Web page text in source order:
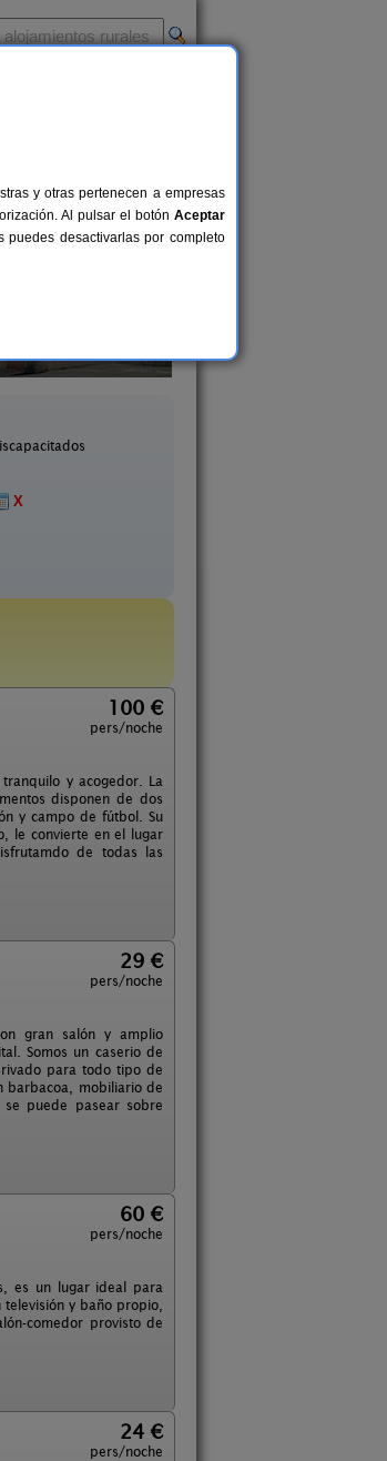
X
100 €
pers/noche
y acogedor. La
disponen de dos
y campo de fútbol. Su
le convierte en el lugar
de todas las
29 €
pers/noche
gran salón y amplio
Somos un caserio de
para todo tipo de
barbacoa, mobiliario de
puede pasear sobre
60 €
pers/noche
es un lugar ideal para
y baño propio,
comedor provisto de
24 €
pers/noche
y otras pertenecen a empresas
Al pulsar el botón Aceptar
puedes desactivarlas por completo